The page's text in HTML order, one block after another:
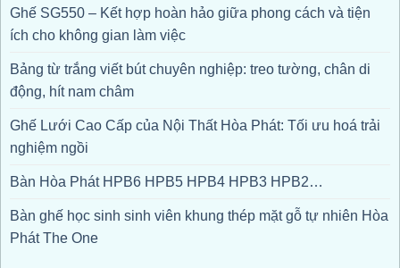
Ghế SG550 – Kết hợp hoàn hảo giữa phong cách và tiện
ích cho không gian làm việc
Bảng từ trắng viết bút chuyên nghiệp: treo tường, chân di
động, hít nam châm
Ghế Lưới Cao Cấp của Nội Thất Hòa Phát: Tối ưu hoá trải
nghiệm ngồi
Bàn Hòa Phát HPB6 HPB5 HPB4 HPB3 HPB2…
Bàn ghế học sinh sinh viên khung thép mặt gỗ tự nhiên Hòa
Phát The One